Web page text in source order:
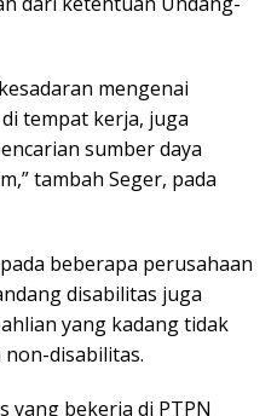
mengenai
tempat kerja, juga
sumber daya
tambah Seger, pada
beberapa perusahaan
disabilitas juga
yang kadang tidak
disabilitas.
yang bekerja di PTPN